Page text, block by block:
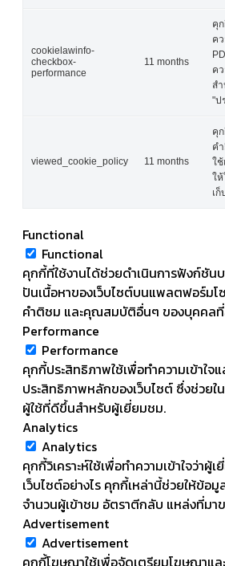
cookielawinfo-
checkbox-
performance
11 months
คุ
ค
ค
ส
"ป
viewed_cookie_policy 11 months
คุ
ค
ใช้
ใ
เ
Functional
Functional
คุกกี้ที่ใช้งานได้ช่วยดำเนินการฟังก์ชัน
ปันเนื้อหาของเว็บไซต์บนแพลตฟอร์มโ
คำติชม และคุณสมบัติอื่นๆ ของบุคคล
Performance
Performance
คุกกี้ประสิทธิภาพใช้เพื่อทำความเข้าใจแ
ประสิทธิภาพหลักของเว็บไซต์ ซึ่งช่วย
ผู้ใช้ที่ดีขึ้นสำหรับผู้เยี่ยมชม.
Analytics
Analytics
คุกกี้วิเคราะห์ใช้เพื่อทำความเข้าใจว่า
เว็บไซต์อย่างไร คุกกี้เหล่านี้ช่วยให้ข้อ
จำนวนผู้เข้าชม อัตราตีกลับ แหล่งที่มา
Advertisement
Advertisement
คุกกี้โฆษณาใช้เพื่อจัดเตรียมโฆษณาแ